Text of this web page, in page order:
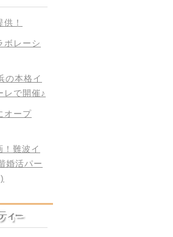
！
ボレーシ
の本格イ
レで開催♪
オープ
難波イ
婚活パー